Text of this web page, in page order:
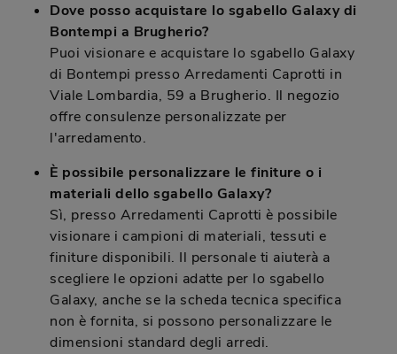
Dove posso acquistare lo sgabello Galaxy di
Bontempi a Brugherio?
Puoi visionare e acquistare lo sgabello Galaxy
di Bontempi presso Arredamenti Caprotti in
Viale Lombardia, 59 a Brugherio. Il negozio
offre consulenze personalizzate per
l'arredamento.
È possibile personalizzare le finiture o i
materiali dello sgabello Galaxy?
Sì, presso Arredamenti Caprotti è possibile
visionare i campioni di materiali, tessuti e
finiture disponibili. Il personale ti aiuterà a
scegliere le opzioni adatte per lo sgabello
Galaxy, anche se la scheda tecnica specifica
non è fornita, si possono personalizzare le
dimensioni standard degli arredi.